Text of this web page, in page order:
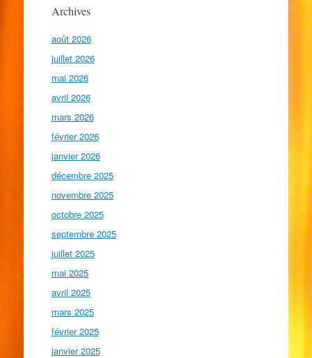
Archives
août 2026
juillet 2026
mai 2026
avril 2026
mars 2026
février 2026
janvier 2026
décembre 2025
novembre 2025
octobre 2025
septembre 2025
juillet 2025
mai 2025
avril 2025
mars 2025
février 2025
janvier 2025